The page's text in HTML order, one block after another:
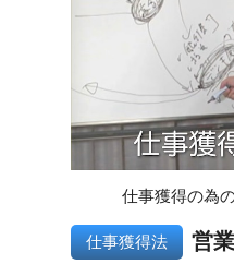
仕事獲得の為
仕事獲得法 営